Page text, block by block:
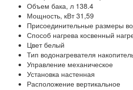
Объем бака, л 138.4
Мощность, кВт 31,59
Присоединительные размеры
Способ нагрева косвенный
Цвет белый
Тип водонагревателя
Управление механическое
Установка настенная
Расположение вертикальное